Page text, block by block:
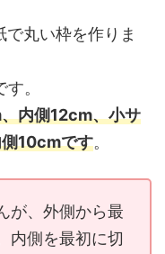
丸い枠を作りま
。
内側12cm、小サ
10cmです。
が、外側から最
内側を最初に切